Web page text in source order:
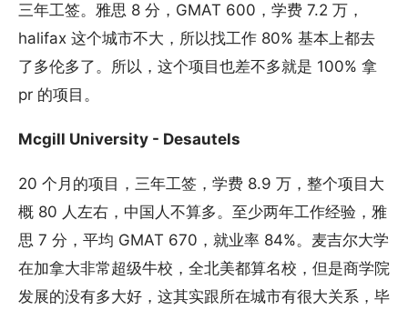
三年工签。雅思 8 分，GMAT 600，学费 7.2 万，
halifax 这个城市不大，所以找工作 80% 基本上都去
了多伦多了。所以，这个项目也差不多就是 100% 拿
pr 的项目。
Mcgill University - Desautels
20 个月的项目，三年工签，学费 8.9 万，整个项目大
概 80 人左右，中国人不算多。至少两年工作经验，雅
思 7 分，平均 GMAT 670，就业率 84%。麦吉尔大学
在加拿大非常超级牛校，全北美都算名校，但是商学院
发展的没有多大好，这其实跟所在城市有很大关系，毕